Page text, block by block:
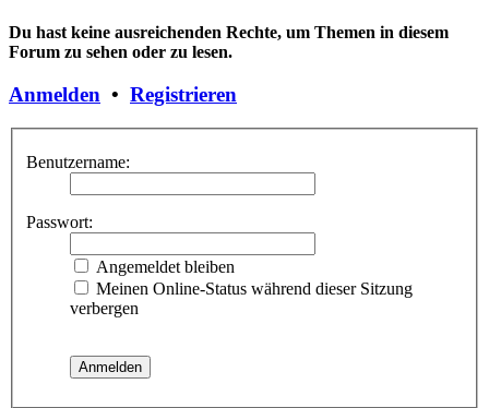
Du hast keine ausreichenden Rechte, um Themen in diesem
Forum zu sehen oder zu lesen.
Anmelden • Registrieren
Benutzername:
Passwort:
Angemeldet bleiben
Meinen Online-Status während dieser Sitzung
verbergen